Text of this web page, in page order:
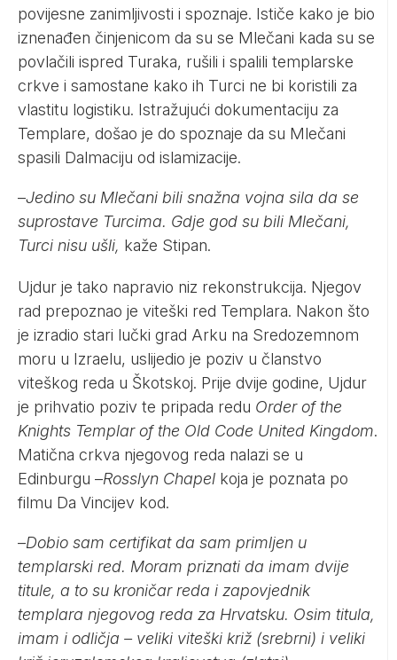
povijesne zanimljivosti i spoznaje. Ističe kako je bio
iznenađen činjenicom da su se Mlečani kada su se
povlačili ispred Turaka, rušili i spalili templarske
crkve i samostane kako ih Turci ne bi koristili za
vlastitu logistiku. Istražujući dokumentaciju za
Templare, došao je do spoznaje da su Mlečani
spasili Dalmaciju od islamizacije.
–Jedino su Mlečani bili snažna vojna sila da se
suprostave Turcima. Gdje god su bili Mlečani,
Turci nisu ušli, kaže Stipan.
Ujdur je tako napravio niz rekonstrukcija. Njegov
rad prepoznao je viteški red Templara. Nakon što
je izradio stari lučki grad Arku na Sredozemnom
moru u Izraelu, uslijedio je poziv u članstvo
viteškog reda u Škotskoj. Prije dvije godine, Ujdur
je prihvatio poziv te pripada redu Order of the
Knights Templar of the Old Code United Kingdom.
Matična crkva njegovog reda nalazi se u
Edinburgu –Rosslyn Chapel koja je poznata po
filmu Da Vincijev kod.
–Dobio sam certifikat da sam primljen u
templarski red. Moram priznati da imam dvije
titule, a to su kroničar reda i zapovjednik
templara njegovog reda za Hrvatsku. Osim titula,
imam i odličja – veliki viteški križ (srebrni) i veliki